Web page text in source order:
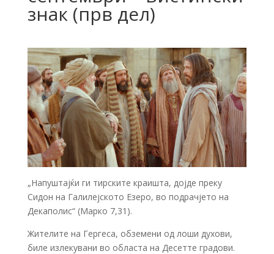
знак (прв дел)
„Напуштајќи ги тирските краишта, дојде преку
Сидон на Галилејското Езеро, во подрачјето на
Декаполис“ (Марко 7,31).
Жителите на Гергеса, обземени од лоши духови,
биле излекувани во областа на Десетте градови.